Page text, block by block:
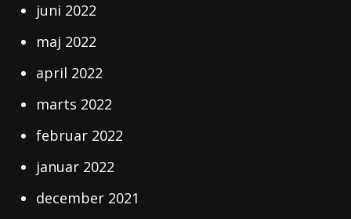
juni 2022
maj 2022
april 2022
marts 2022
februar 2022
januar 2022
december 2021